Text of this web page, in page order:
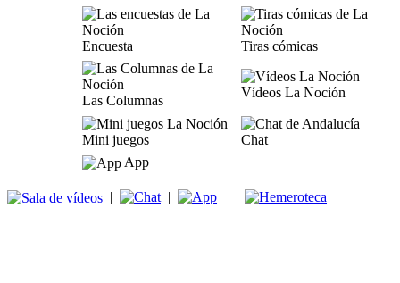
Encuesta Tiras cómicas
Las Columnas
Vídeos La Noción
Mini juegos
Chat
App
| | |